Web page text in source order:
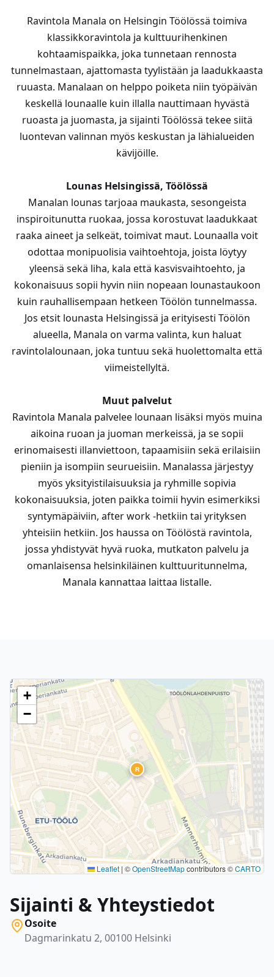
Ravintola Manala on Helsingin Töölössä toimiva
klassikkoravintola ja kulttuurihenkinen
kohtaamispaikka, joka tunnetaan rennosta
tunnelmastaan, ajattomasta tyylistään ja laadukkaasta
ruuasta. Manalaan on helppo poiketa niin työpäivän
keskellä lounaalle kuin illalla nauttimaan hyvästä
ruoasta ja juomasta, ja sijainti Töölössä tekee siitä
luontevan valinnan myös keskustan ja lähialueiden
kävijöille.
Lounas Helsingissä, Töölössä
Manalan lounas tarjoaa maukasta, sesongeista
inspiroitunutta ruokaa, jossa korostuvat laadukkaat
raaka aineet ja selkeät, toimivat maut. Lounaalla voit
odottaa monipuolisia vaihtoehtoja, joista löytyy
yleensä sekä liha, kala että kasvisvaihtoehto, ja
kokonaisuus sopii hyvin niin nopeaan lounastaukoon
kuin rauhallisempaan hetkeen Töölön tunnelmassa.
Jos etsit lounasta Helsingissä ja erityisesti Töölön
alueella, Manala on varma valinta, kun haluat
ravintolalounaan, joka tuntuu sekä huolettomalta että
viimeistellyltä.
Muut palvelut
Ravintola Manala palvelee lounaan lisäksi myös muina
aikoina ruoan ja juoman merkeissä, ja se sopii
erinomaisesti illanviettoon, tapaamisiin sekä erilaisiin
pieniin ja isompiin seurueisiin. Manalassa järjestyy
myös yksityistilaisuuksia ja ryhmille sopivia
kokonaisuuksia, joten paikka toimii hyvin esimerkiksi
syntymäpäiviin, after work -hetkiin tai yrityksen
yhteisiin hetkiin. Jos haussa on Töölöstä ravintola,
jossa yhdistyvät hyvä ruoka, mutkaton palvelu ja
omanlaisensa helsinkiläinen kulttuuritunnelma,
Manala kannattaa laittaa listalle.
R
+
−
Leaflet | ©OpenStreetMapcontributors ©CARTO
Sijainti & Yhteystiedot
Osoite
Dagmarinkatu 2, 00100 Helsinki